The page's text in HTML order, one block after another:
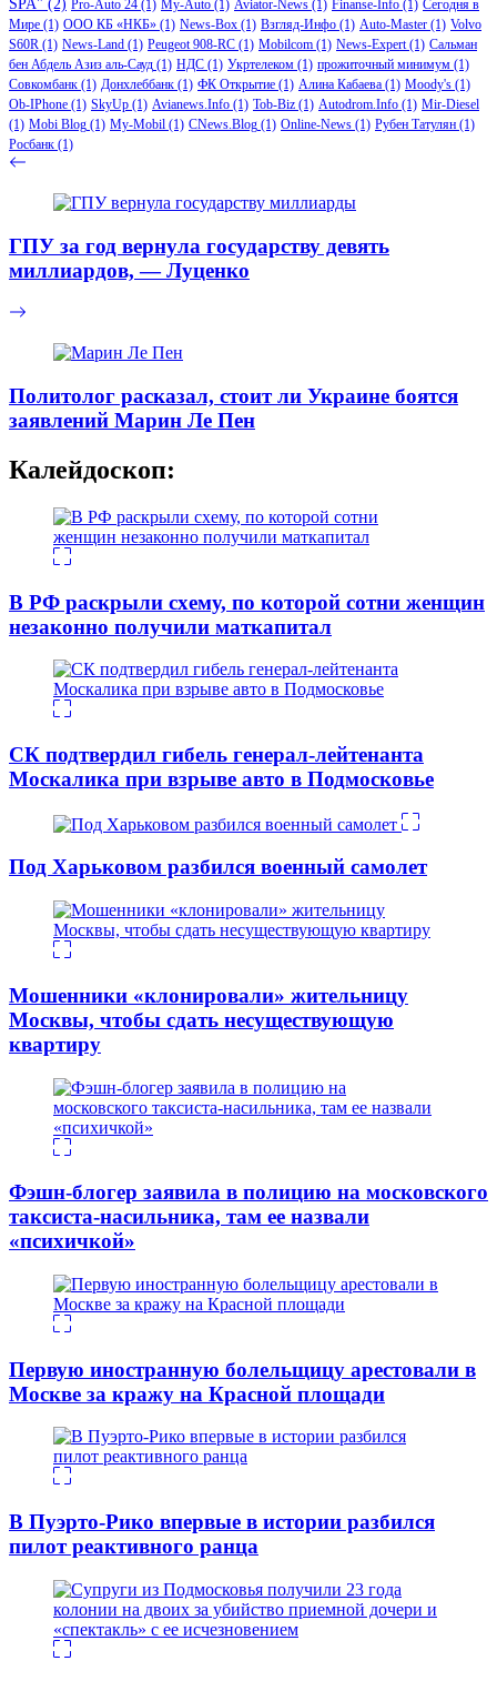
Pro-Auto 24 (1) My-Auto (1) Aviator-News (1) Finanse-Info (1) Сегодня в
Мире (1) ООО КБ «НКБ» (1) News-Box (1) Взгляд-Инфо (1) Auto-Master (1) Volvo
S60R (1) News-Land (1) Peugeot 908-RC (1) Mobilcom (1) News-Expert(1) Сальман
бен Абдель Азиз аль-Сауд (1) НДС (1) Укртелеком (1) прожиточный минимум (1)
Совкомбанк (1) Донхлеббанк (1) ФК Открытие (1) Алина Кабаева (1) Moody's (1)
Ob-IPhone (1) SkyUp (1) Avianews.Info (1) Tob-Biz (1) Autodrom.Info (1) Mir-Diesel
(1) Mobi Blog (1) My-Mobil (1) CNews.Blog (1) Online-News (1) Рубен Татулян (1)
Росбанк (1)
ГПУ за год вернула государству девять
миллиардов, — Луценко
Политолог расказал, стоит ли Украине боятся
заявлений Марин Ле Пен
Калейдоскоп:
В РФ раскрыли схему, по которой сотни женщин
незаконно получили маткапитал
СК подтвердил гибель генерал-лейтенанта
Москалика при взрыве авто в Подмосковье
Под Харьковом разбился военный самолет
Мошенники «клонировали» жительницу
Москвы, чтобы сдать несуществующую
квартиру
Фэшн-блогер заявила в полицию на московского
таксиста-насильника, там ее назвали
«психичкой»
Первую иностранную болельщицу арестовали в
Москве за кражу на Красной площади
В Пуэрто-Рико впервые в истории разбился
пилот реактивного ранца